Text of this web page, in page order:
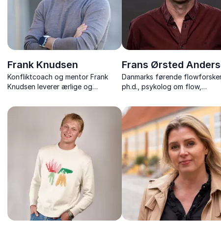
Frank Knudsen
Konfliktcoach og mentor Frank
Knudsen leverer ærlige og
konflikthåndtering, relationer og
trivsel – med humor og praktiske
Frans Ørsted
Danmarks førende
ph.d., psykolog om flow,
mental robusthed.